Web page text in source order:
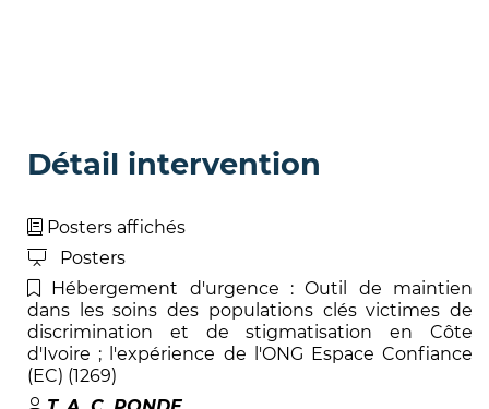
Détail intervention
Posters affichés
Posters
Hébergement d'urgence : Outil de maintien
dans les soins des populations clés victimes de
discrimination et de stigmatisation en Côte
d'Ivoire ; l'expérience de l'ONG Espace Confiance
(EC) (1269)